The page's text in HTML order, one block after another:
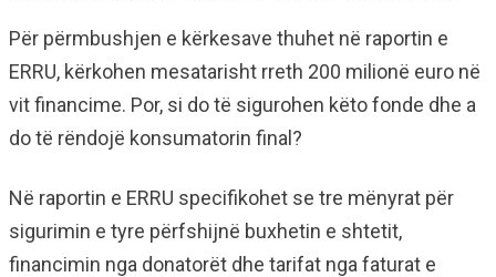
Për përmbushjen e kërkesave thuhet në raportin e
ERRU, kërkohen mesatarisht rreth 200 milionë euro në
vit financime. Por, si do të sigurohen këto fonde dhe a
do të rëndojë konsumatorin final?
Në raportin e ERRU specifikohet se tre mënyrat për
sigurimin e tyre përfshijnë buxhetin e shtetit,
financimin nga donatorët dhe tarifat nga faturat e